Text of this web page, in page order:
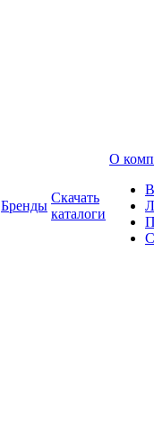
Бренды
Скачать
каталоги
О